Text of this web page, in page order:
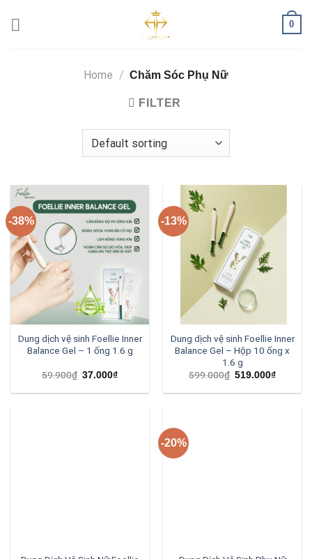
0
Home / Chăm Sóc Phụ Nữ
FILTER
-38%
Dung dịch vệ sinh Foellie Inner
Balance Gel – 1 ống 1.6 g
59.900₫ 37.000₫
-13%
Dung dịch vệ sinh Foellie Inner
Balance Gel – Hộp 10 ống x
1.6 g
599.000₫ 519.000₫
-20%